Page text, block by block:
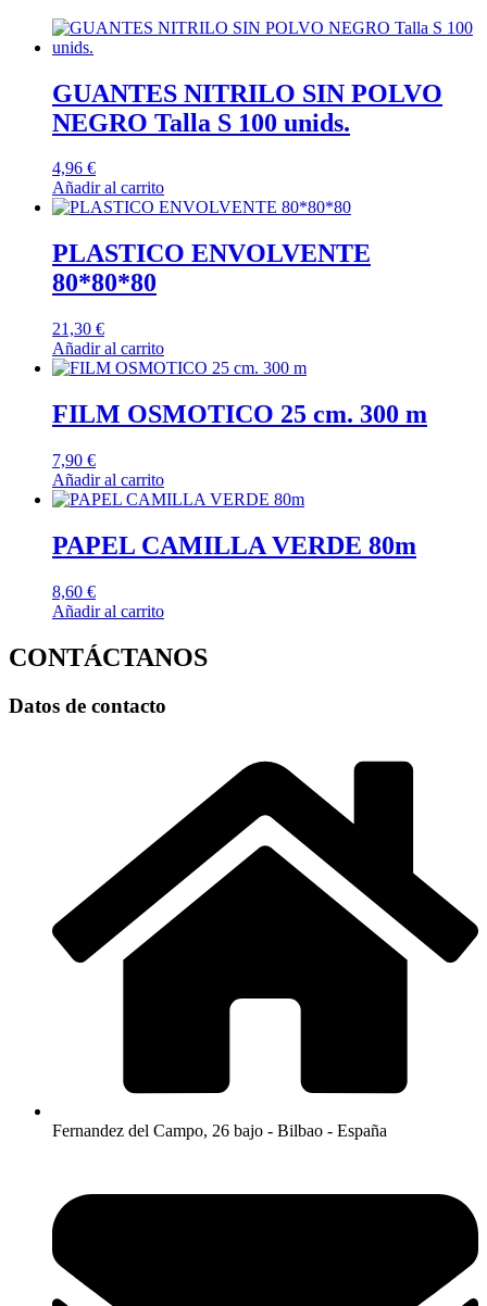
GUANTES NITRILO SIN POLVO
NEGRO Talla S 100 unids.
4,96 €
Añadir al carrito
PLASTICO ENVOLVENTE
80*80*80
21,30 €
Añadir al carrito
FILM OSMOTICO 25 cm. 300 m
7,90 €
Añadir al carrito
PAPEL CAMILLA VERDE 80m
8,60 €
Añadir al carrito
CONTÁCTANOS
Datos de contacto
Fernandez del Campo, 26 bajo - Bilbao - España